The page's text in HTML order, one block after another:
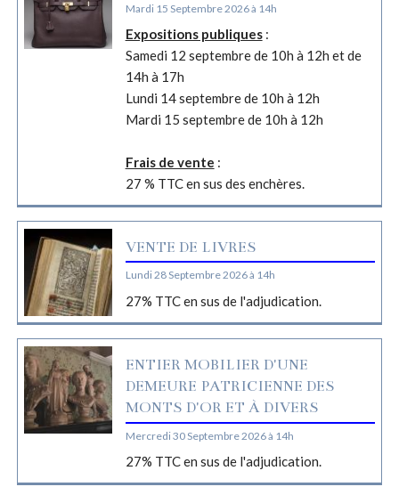
Mardi 15 Septembre 2026 à 14h
Expositions publiques:
Samedi 12 septembre de 10h à 12h et de
14h à 17h
Lundi 14 septembre de 10h à 12h
Mardi 15 septembre de 10h à 12h
Frais de vente :
27 % TTC en sus des enchères.
VENTE DE LIVRES
Lundi 28 Septembre 2026 à 14h
27% TTC en sus de l'adjudication.
ENTIER MOBILIER D'UNE
DEMEURE PATRICIENNE DES
MONTS D'OR ET À DIVERS
Mercredi 30 Septembre 2026 à 14h
27% TTC en sus de l'adjudication.